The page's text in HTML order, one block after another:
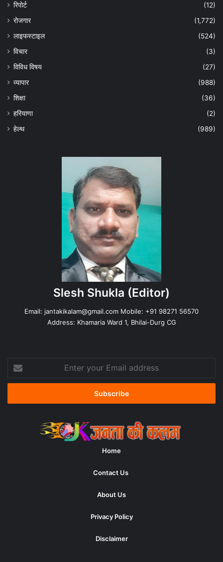
रिपोर्ट
(12)
रोजगार
(1,772)
लाइफस्टाइल
(524)
विचार
(3)
विविध विषय
(27)
व्यापार
(988)
शिक्षा
(36)
हरियाणा
(2)
हेल्‍थ
(989)
Slesh Shukla (Editor)
Email: jantakikalam@gmail.com Mobile: +91 98271 56570
Address: Khamaria Ward 1, Bhilai-Durg CG
your
Email
Home
Contact Us
About Us
Privacy Policy
Disclaimer